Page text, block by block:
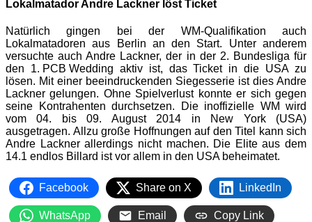
Lokalmatador Andre Lackner löst Ticket
Natürlich gingen bei der WM-Qualifikation auch
Lokalmatadoren aus Berlin an den Start. Unter anderem
versuchte auch Andre Lackner, der in der 2. Bundesliga für
den 1. PCB Wedding aktiv ist, das Ticket in die USA zu
lösen. Mit einer beeindruckenden Siegesserie ist dies Andre
Lackner gelungen. Ohne Spielverlust konnte er sich gegen
seine Kontrahenten durchsetzen. Die inoffizielle WM wird
vom 04. bis 09. August 2014 in New York (USA)
ausgetragen. Allzu große Hoffnungen auf den Titel kann sich
Andre Lackner allerdings nicht machen. Die Elite aus dem
14.1 endlos Billard ist vor allem in den USA beheimatet.
Facebook Share on X LinkedIn
WhatsApp Email
Copy Link